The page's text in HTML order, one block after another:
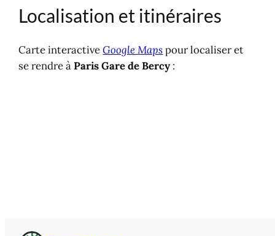
Localisation et itinéraires
Carte interactiveGoogle Mapspour localiser et
se rendre àParis Gare de Bercy: